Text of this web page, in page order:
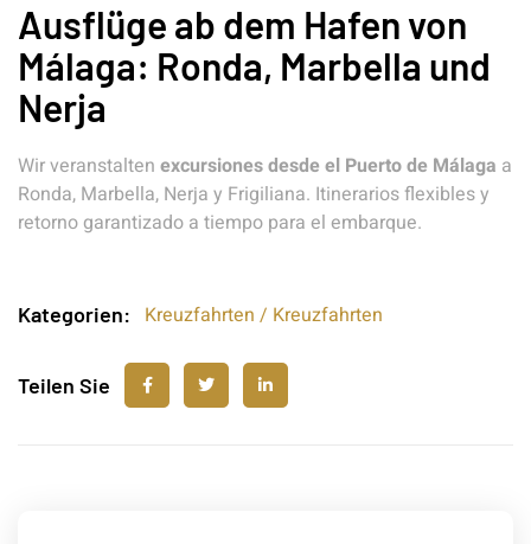
Ausflüge ab dem Hafen von
Málaga: Ronda, Marbella und
Nerja
Wir veranstalten excursiones desde el Puerto de Málaga a
Ronda, Marbella, Nerja y Frigiliana. Itinerarios flexibles y
retorno garantizado a tiempo para el embarque.
Kategorien: Kreuzfahrten / Kreuzfahrten
Teilen Sie